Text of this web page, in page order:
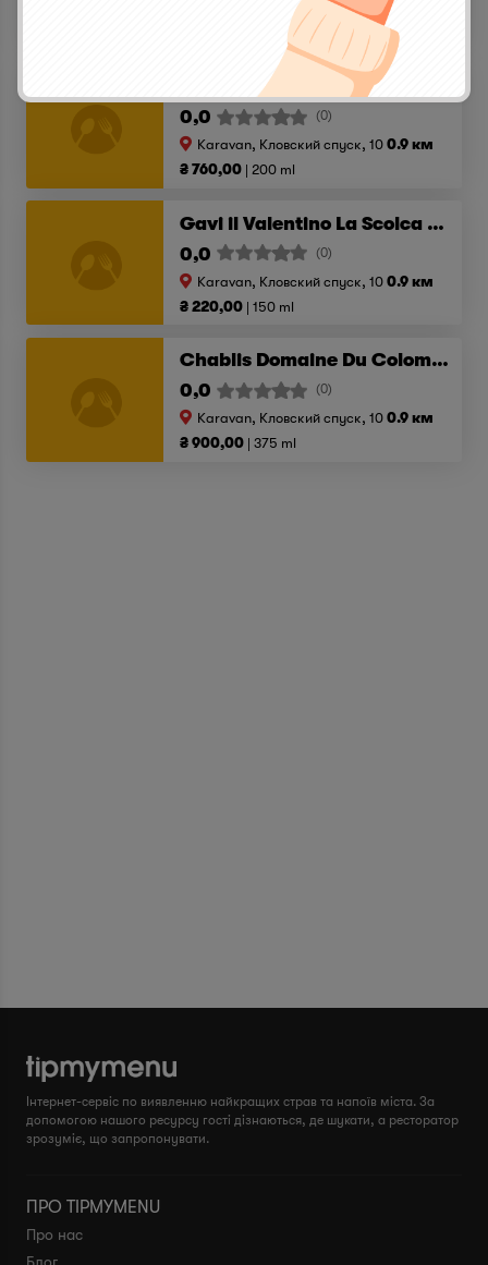
Karavan, Кловский спуск, 10 0.9 км
750 ml
0,0
(0)
Karavan, Кловский спуск, 100.9 км
₴ 760,00
200 ml
Gavi il Valentino La Scolca D.O.C.G. 2017
0,0
(0)
Karavan, Кловский спуск, 100.9 км
₴ 220,00
150 ml
Chablis Domaine Du Colombier A.O.C. 2016
0,0
(0)
Karavan, Кловский спуск, 100.9 км
₴ 900,00
375 ml
Інтернет-сервіс по виявленню найкращих страв та напоїв міста. За
допомогою нашого ресурсу гості дізнаються, де шукати, а ресторатор
зрозуміє, що запропонувати.
ПРО TIPMYMENU
Про нас